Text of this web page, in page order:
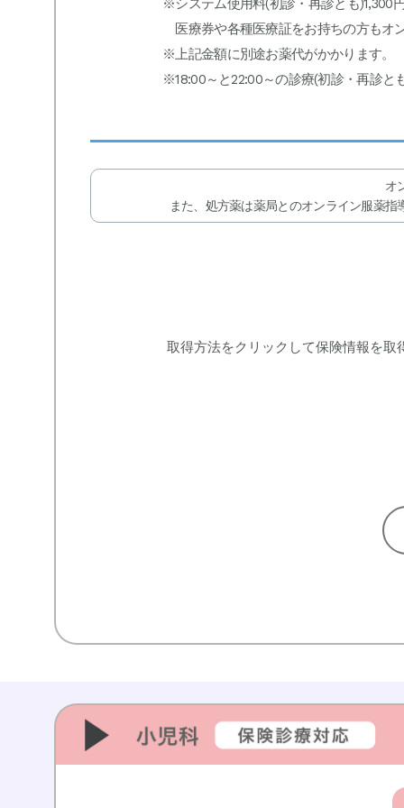
※システム使用料(初診・再診とも)1,300
医療券や各種医療証をお持ちの方もオ
※上記金額に別途お薬代がかかります。
※18:00～と22:00～の診療(初診・再診
オ
また、処方薬は薬局とのオンライン服薬
取得方法をクリックして保険情報を